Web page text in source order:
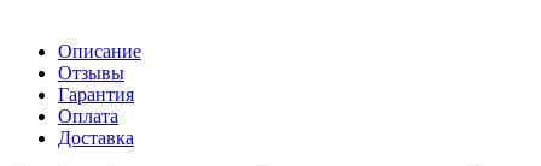
Описание
Отзывы
Гарантия
Оплата
Доставка